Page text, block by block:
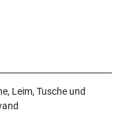
Leim, Tusche und